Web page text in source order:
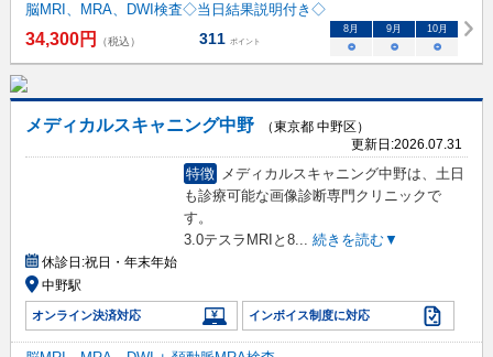
脳MRI、MRA、DWI検査◇当日結果説明付き◇
34,300円 （税込） 311 ポイント
8月 9月 10月
○ ○ ○
メディカルスキャニング中野
（東京都 中野区）
更新日:2026.07.31
特徴
メディカルスキャニング中野は、土日
も診療可能な画像診断専門クリニックで
す。
3.0テスラMRIと8... 続きを読む▼
休診日:祝日・年末年始
中野駅
オンライン決済対応 インボイス制度に対応